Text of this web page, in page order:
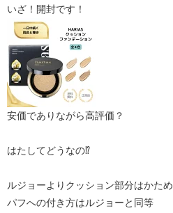
いざ！開封です！
安価でありながら高評価？
はたしてどうなの⁉️
ルジョーよりクッション部分はかため
パフへの付き方はルジョーと同等